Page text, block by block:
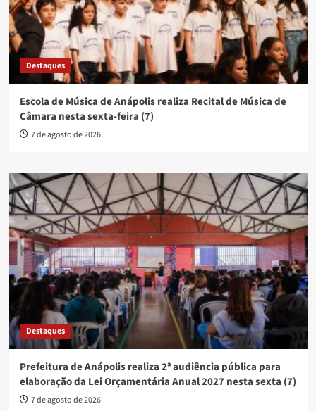
Destaques
Escola de Música de Anápolis realiza Recital de Música de
Câmara nesta sexta-feira (7)
7 de agosto de 2026
Destaques
Prefeitura de Anápolis realiza 2ª audiência pública para
elaboração da Lei Orçamentária Anual 2027 nesta sexta (7)
7 de agosto de 2026